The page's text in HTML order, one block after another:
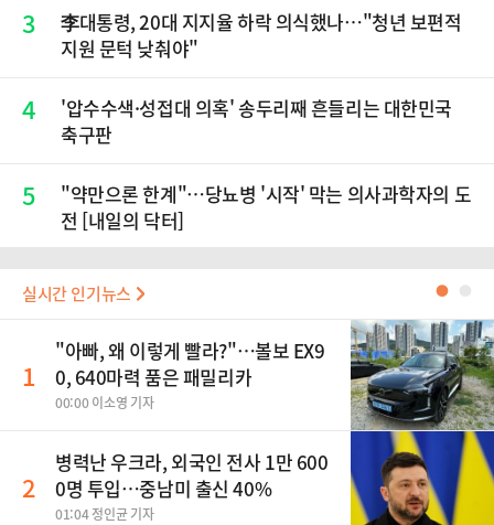
재점화, 김민석 "과반 승리 가능성 99%" 등
3
李대통령, 20대 지지율 하락 의식했나…"청년 보편적
지원 문턱 낮춰야"
4
'압수수색·성접대 의혹' 송두리째 흔들리는 대한민국
축구판
5
"약만으론 한계"…당뇨병 '시작' 막는 의사과학자의 도
전 [내일의 닥터]
실시간 인기뉴스 ●
1
"아빠, 왜 이렇게 빨라?"…볼보 EX9
0, 640마력 품은 패밀리카
00:00 이소영 기자
2
병력난 우크라, 외국인 전사 1만 600
0명 투입…중남미 출신 40%
01:04 정인균 기자